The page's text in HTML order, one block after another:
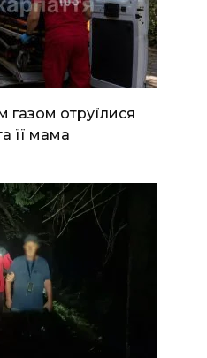
газом отруїлися
її мама